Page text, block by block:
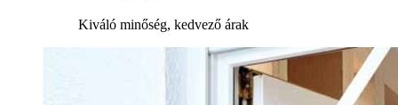
Kiváló minőség, kedvező árak